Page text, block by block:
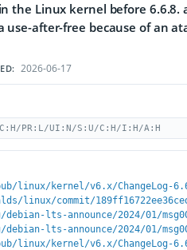
the Linux kernel before 6.6.8.
after-free because of an
2026-06-17
PR:L/UI:N/S:U/C:H/I:H/A:H
linux/kernel/v6.x/ChangeLog-
linux/commit/
lts-announce/2024/01/
lts-announce/2024/01/
linux/kernel/v6.x/ChangeLog-